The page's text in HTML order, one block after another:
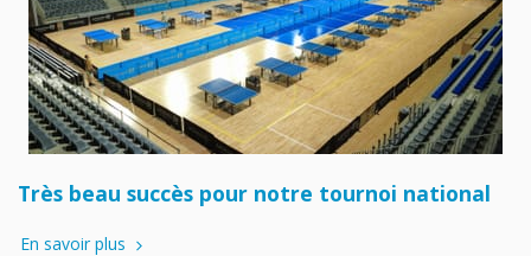
Très beau succès pour notre tournoi national
En savoir plus